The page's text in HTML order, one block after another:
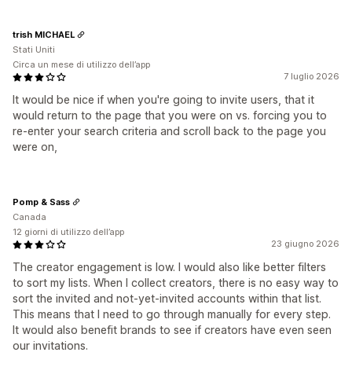
7 luglio 2026
It would be nice if when you're going to invite users, that it
would return to the page that you were on vs. forcing you to
re-enter your search criteria and scroll back to the page you
were on,
trish MICHAEL
Stati Uniti
Circa un mese di utilizzo dell’app
23 giugno 2026
The creator engagement is low. I would also like better filters
to sort my lists. When I collect creators, there is no easy way to
sort the invited and not-yet-invited accounts within that list.
This means that I need to go through manually for every step.
It would also benefit brands to see if creators have even seen
our invitations.
Pomp & Sass
Canada
12 giorni di utilizzo dell’app